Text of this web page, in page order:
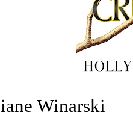
Winarski